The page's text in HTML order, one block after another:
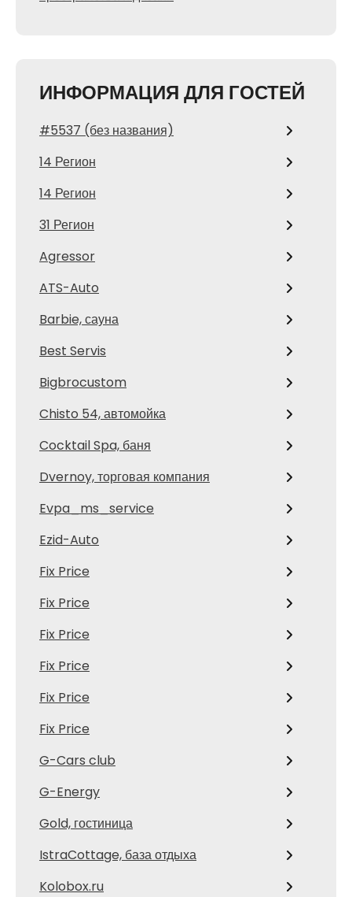
ИНФОРМАЦИЯ ДЛЯ ГОСТЕЙ
#5537 (без названия)
14 Регион
14 Регион
31 Регион
Agressor
ATS-Auto
Barbie, сауна
Best Servis
Bigbrocustom
Chisto 54, автомойка
Cocktail Spa, баня
Dvernoy, торговая компания
Evpa_ms_service
Ezid-Auto
Fix Price
Fix Price
Fix Price
Fix Price
Fix Price
Fix Price
G-Cars club
G-Energy
Gold, гостиница
IstraCottage, база отдыха
Kolobox.ru